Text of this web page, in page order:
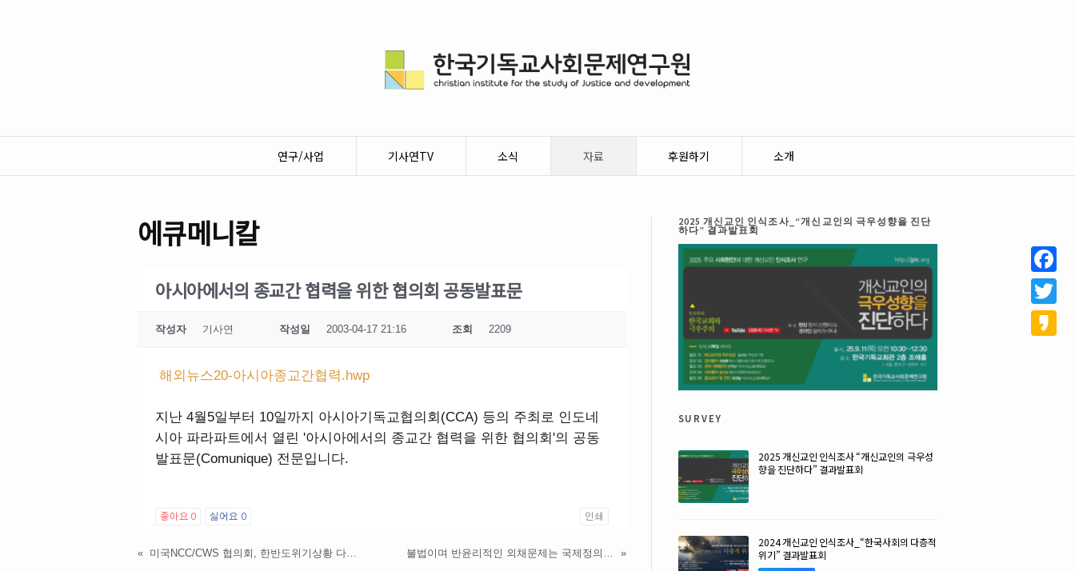
연구/사업 기사연TV 소식 자료 후원하기 소개
에큐메니칼
아시아에서의 종교간 협력을 위한 협의회 공동발표문
작성자 기사연 작성일 2003-04-17 21:16 조회 2209
해외뉴스20-아시아종교간협력.hwp
지난 4월5일부터 10일까지 아시아기독교협의회(CCA) 등의 주최로 인도네
시아 파라파트에서 열린 '아시아에서의 종교간 협력을 위한 협의회'의 공동
발표문(Comunique) 전문입니다.
좋아요 0 싫어요 0 인쇄
« »
2025 개신교인 인식조사_“개신교인의 극우성향을 진단
하다” 결과발표회
survey
2025 개신교인 인식조사 “개신교인의 극우성
향을 진단하다” 결과발표회
2024 개신교인 인식조사_“한국사회의 다층적
위기” 결과발표회
Twitter